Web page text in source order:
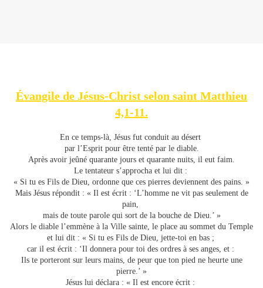
Évangile de Jésus-Christ selon saint Matthieu
4,1-11.
En ce temps-là, Jésus fut conduit au désert
par l’Esprit pour être tenté par le diable.
Après avoir jeûné quarante jours et quarante nuits, il eut faim.
Le tentateur s’approcha et lui dit :
« Si tu es Fils de Dieu, ordonne que ces pierres deviennent des pains. »
Mais Jésus répondit : « Il est écrit : ‘L’homme ne vit pas seulement de
pain,
mais de toute parole qui sort de la bouche de Dieu.’ »
Alors le diable l’emmène à la Ville sainte, le place au sommet du Temple
et lui dit : « Si tu es Fils de Dieu, jette-toi en bas ;
car il est écrit : ‘Il donnera pour toi des ordres à ses anges, et :
Ils te porteront sur leurs mains, de peur que ton pied ne heurte une
pierre.’ »
Jésus lui déclara : « Il est encore écrit :